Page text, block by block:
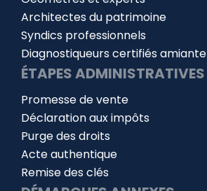
Architectes du patrimoine
Syndics professionnels
Diagnostiqueurs certifiés amiante
ÉTAPES ADMINISTRATIVES
Promesse de vente
Déclaration aux impôts
Purge des droits
Acte authentique
Remise des clés